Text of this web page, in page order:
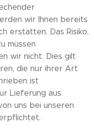
wir Ihnen bereits
erstatten. Das Risiko,
müssen
wir nicht. Dies gilt
die nur ihrer Art
ist
Lieferung aus
uns bei unseren